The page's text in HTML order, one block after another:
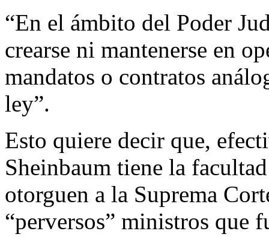
“En el ámbito del Poder
crearse ni mantenerse en
mandatos o contratos
ley”.
Esto quiere decir que,
Sheinbaum tiene la
otorguen a la Suprema
“perversos” ministros que